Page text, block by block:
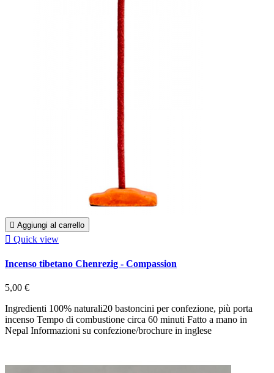
 Aggiungi al carrello
 Quick view
Incenso tibetano Chenrezig - Compassion
5,00 €
Ingredienti 100% naturali20 bastoncini per confezione, più porta
incenso Tempo di combustione circa 60 minuti Fatto a mano in
Nepal Informazioni su confezione/brochure in inglese